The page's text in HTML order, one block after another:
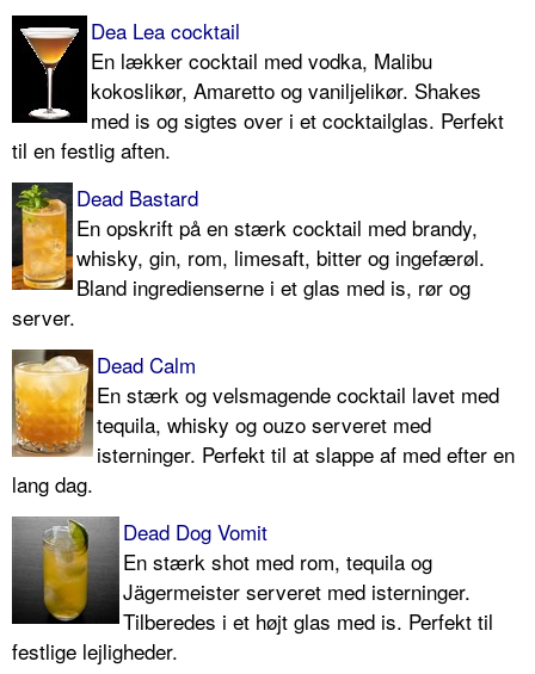
Dea Lea cocktail
En lækker cocktail med vodka, Malibu
kokoslikør, Amaretto og vaniljelikør. Shakes
med is og sigtes over i et cocktailglas. Perfekt
til en festlig aften.
Dead Bastard
En opskrift på en stærk cocktail med brandy,
whisky, gin, rom, limesaft, bitter og ingefærøl.
Bland ingredienserne i et glas med is, rør og
server.
Dead Calm
En stærk og velsmagende cocktail lavet med
tequila, whisky og ouzo serveret med
isterninger. Perfekt til at slappe af med efter en
lang dag.
Dead Dog Vomit
En stærk shot med rom, tequila og
Jägermeister serveret med isterninger.
Tilberedes i et højt glas med is. Perfekt til
festlige lejligheder.